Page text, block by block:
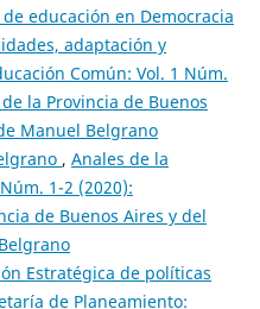
educación en Democracia
adaptación y
Común: Vol. 1 Núm.
la Provincia de Buenos
Manuel Belgrano
, Anales de la
1-2 (2020):
de Buenos Aires y del
Estratégica de políticas
de Planeamiento: